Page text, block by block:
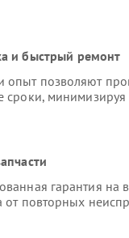
и быстрый ремонт
позволяют
сроки, минимизируя
гарантия
от повторных